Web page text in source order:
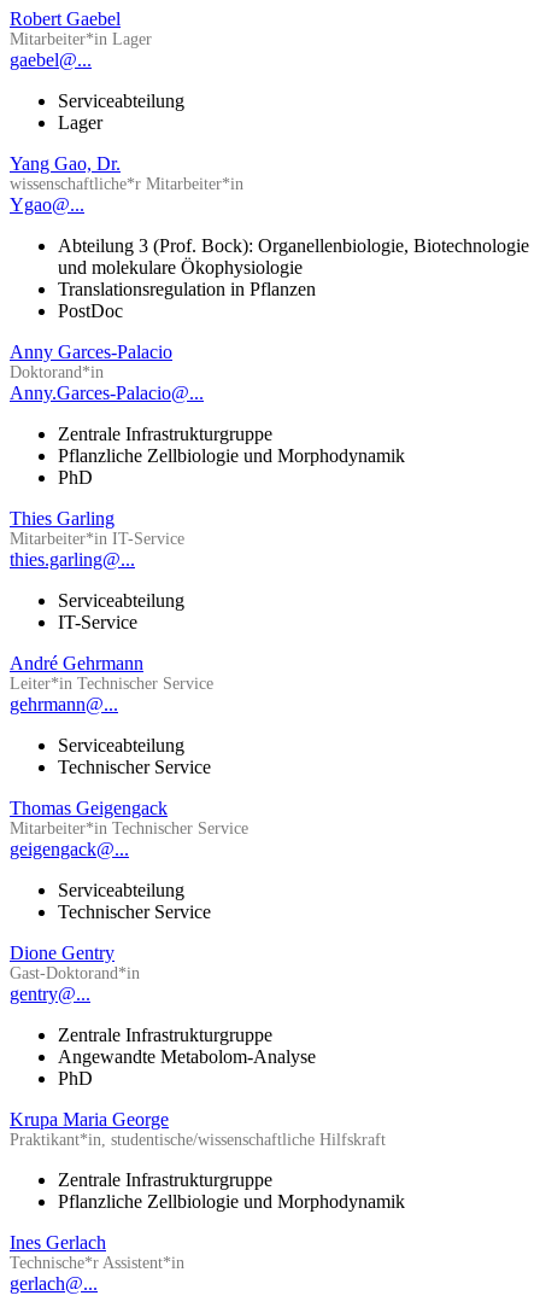
Robert Gaebel
Mitarbeiter*in Lager
gaebel@...
Serviceabteilung
Lager
Yang Gao, Dr.
wissenschaftliche*r Mitarbeiter*in
Ygao@...
Abteilung 3 (Prof. Bock): Organellenbiologie, Biotechnologie
und molekulare Ökophysiologie
Translationsregulation in Pflanzen
PostDoc
Anny Garces-Palacio
Doktorand*in
Anny.Garces-Palacio@...
Zentrale Infrastrukturgruppe
Pflanzliche Zellbiologie und Morphodynamik
PhD
Thies Garling
Mitarbeiter*in IT-Service
thies.garling@...
Serviceabteilung
IT-Service
André Gehrmann
Leiter*in Technischer Service
gehrmann@...
Serviceabteilung
Technischer Service
Thomas Geigengack
Mitarbeiter*in Technischer Service
geigengack@...
Serviceabteilung
Technischer Service
Dione Gentry
Gast-Doktorand*in
gentry@...
Zentrale Infrastrukturgruppe
Angewandte Metabolom-Analyse
PhD
Krupa Maria George
Praktikant*in, studentische/wissenschaftliche Hilfskraft
Zentrale Infrastrukturgruppe
Pflanzliche Zellbiologie und Morphodynamik
Ines Gerlach
Technische*r Assistent*in
gerlach@...